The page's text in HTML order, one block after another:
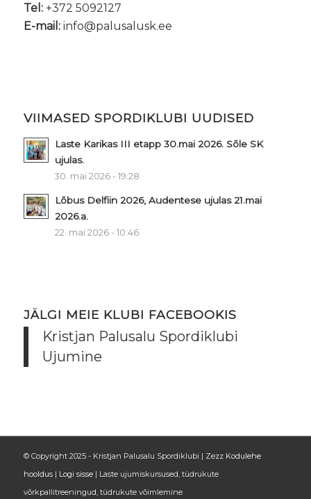
Tel:+372 5092127
E-mail: info@palusalusk.ee
VIIMASED SPORDIKLUBI UUDISED
Laste Karikas III etapp 30.mai 2026. Sõle SK
ujulas.
30. mai 2026 - 19:28
Lõbus Delfiin 2026, Audentese ujulas 21.mai
2026.a.
22. mai 2026 - 10:46
JÄLGI MEIE KLUBI FACEBOOKIS
Kristjan Palusalu Spordiklubi
Ujumine
© Copyright 2025 - Kristjan Palusalu Spordiklubi | Zezz Kodulehe
hooldus| Logi sisse| Laste ujumiskursused, tüdrukute
võrkpallitreeningud, tüdrukute võimlemine